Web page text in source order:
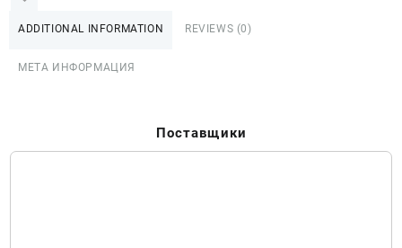
ADDITIONAL INFORMATION REVIEWS (0)
МЕТА ИНФОРМАЦИЯ
Поставщики